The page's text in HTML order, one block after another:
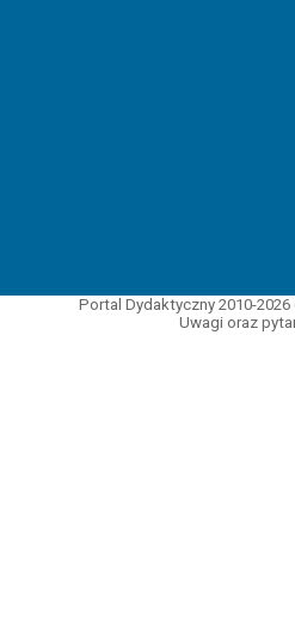
Portal Dydaktyczny 2010-
Uwagi oraz